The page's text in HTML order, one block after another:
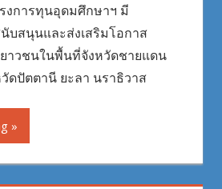
งการทุนอุดมศึกษาฯ มี
บสนุนและส่งเสริมโอกาส
าวชนในพื้นที่จังหวัดชายแดน
ดปัตตานี ยะลา นราธิวาส